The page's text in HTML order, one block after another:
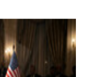
نابودکننده
انواع
حشرات
خانگی و